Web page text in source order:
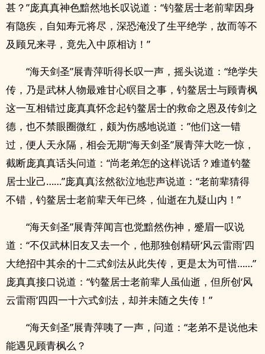
甚？”庞真真神色黯然地长叹说道：“钓鳌居士老前辈因身
有隐疾，自知寿元将尽，深恐淹没了生平绝学，故而等不
及顾兄来寻，竟先入中原相访！”
“海天剑圣”展青萍听得长叹一声，摇头说道：“绝学失
传，乃是武林人物最难甘心瞑目之事，钓鳌居士与顾青枫
这一互相错过庞真真怀念起钓鳌居士的救命之恩及传剑之
德，也不禁眼圈微红，颇为伤感地说道：”他们这一错
过，便人天永隔，相会无期“海天剑圣”展青萍大吃一惊，
截断庞真真话头问道：“尚老弟怎的这样说话？难道钓鳌
居士业己……”庞真真泫然欲泣地悲声说道：“老前辈猜得
不错，钓鳌居士老前辈天年已终，仙逝在九疑山内！”
“海天剑圣”展青萍闻言也觉黯然伤神，蹙眉一叹说
道：“不仅武林旧友又去一个，他那独创精研‘风云雷雨’四
大绝招中其余的十二式剑法从此失传，更是太为可惜……”
庞真真接口说道：“钓鳌居士老前辈人虽仙逝，但所创‘风
云雷雨’四四一十六式剑法，却并未随之失传！”
“海天剑圣”展青萍咦了一声，问道：“老弟不是说他未
能遇见顾青枫么？